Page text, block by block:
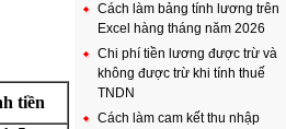
tiền
Cách làm bảng tính lương trên
Excel hàng tháng năm 2026
Chi phí tiền lương được trừ và
không được trừ khi tính thuế
TNDN
Cách làm cam kết thu nhập